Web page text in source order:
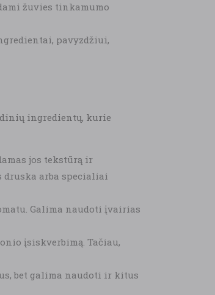
žuvies tinkamumo
pavyzdžiui,
ingredientų, kurie
jos tekstūrą ir
druska arba specialiai
Galima naudoti įvairias
įsiskverbimą. Tačiau,
bet galima naudoti ir kitus